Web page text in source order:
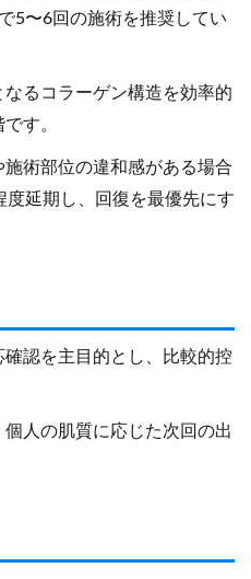
5〜6回の施術を推奨してい
るコラーゲン構造を効率的
す。
術部位の違和感がある場合
延期し、回復を最優先にす
認を主目的とし、比較的控
人の肌質に応じた次回の出